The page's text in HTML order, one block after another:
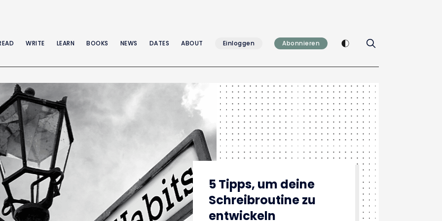
WRITE LEARN BOOKS NEWS DATES ABOUT Einloggen Abonnieren Enable dark mode
5 Tipps, um deine
Schreibroutine zu
entwickeln